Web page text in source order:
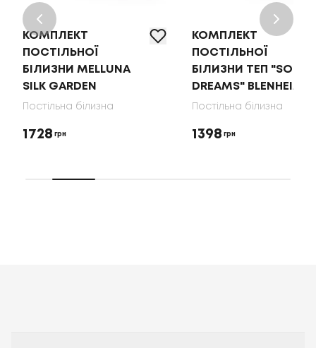
КОМПЛЕКТ
ПОСТІЛЬНОЇ
БІЛИЗНИ MELLUNA
SILK GARDEN
Постільна білизна
1728 грн
КОМПЛЕКТ
ПОСТІЛЬНОЇ
БІЛИЗНИ ТЕП "SOFT
DREAMS" BLENHEIM
Постільна білизна
1398 грн